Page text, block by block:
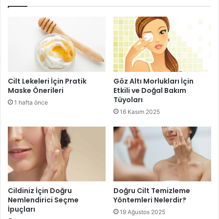
Güneşlenirken nelere dikkat edilmelihususunda dikkat
edilirse güneşin eşsiz faydasından istifade edilmiş olur
eğer dikkat edilmese kansere varacak derece de ciddi
sorunlar oluşabilir.
güneşin zararlı ışınlarına
Güneşlenirken nelere dikkat edilmeli hususu
Cilt Lekeleri İçin Pratik
Maske Önerileri
1 hafta önce
Göz Altı Morlukları İçin
Etkili ve Doğal Bakım
Tüyoları
16 Kasım 2025
Cildiniz İçin Doğru
Nemlendirici Seçme
İpuçları
Doğru Cilt Temizleme
Yöntemleri Nelerdir?
19 Ağustos 2025